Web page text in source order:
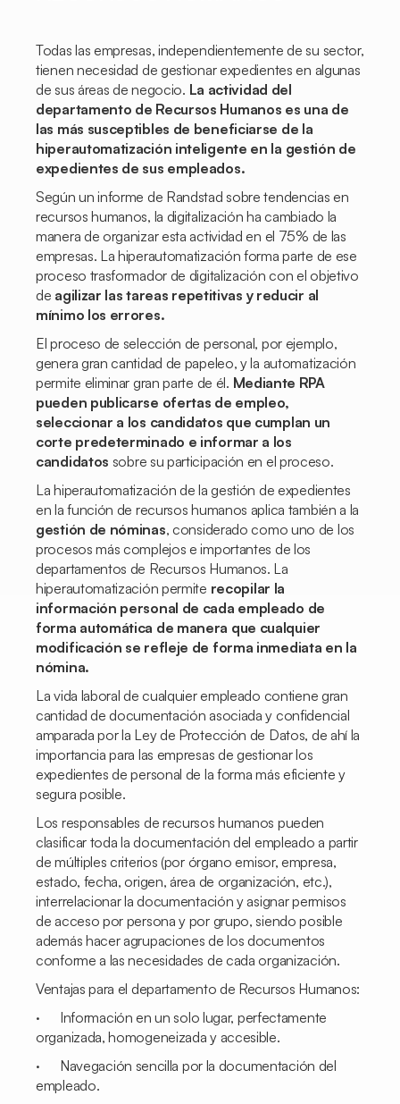
Todas las empresas, independientemente de su sector,
tienen necesidad de gestionar expedientes en algunas
de sus áreas de negocio. La actividad del
departamento de Recursos Humanos es una de
las más susceptibles de beneficiarse de la
hiperautomatización inteligente en la gestión de
expedientes de sus empleados.
Según un informe de Randstad sobre tendencias en
recursos humanos, la digitalización ha cambiado la
manera de organizar esta actividad en el 75% de las
empresas. La hiperautomatización forma parte de ese
proceso trasformador de digitalización con el objetivo
de agilizar las tareas repetitivas y reducir al
mínimo los errores.
El proceso de selección de personal, por ejemplo,
genera gran cantidad de papeleo, y la automatización
permite eliminar gran parte de él. Mediante RPA
pueden publicarse ofertas de empleo,
seleccionar a los candidatos que cumplan un
corte predeterminado e informar a los
candidatos sobre su participación en el proceso.
La hiperautomatización de la gestión de expedientes
en la función de recursos humanos aplica también a la
gestión de nóminas, considerado como uno de los
procesos más complejos e importantes de los
departamentos de Recursos Humanos. La
hiperautomatización permite recopilar la
información personal de cada empleado de
forma automática de manera que cualquier
modificación se refleje de forma inmediata en la
nómina.
La vida laboral de cualquier empleado contiene gran
cantidad de documentación asociada y confidencial
amparada por la Ley de Protección de Datos, de ahí la
importancia para las empresas de gestionar los
expedientes de personal de la forma más eficiente y
segura posible.
Los responsables de recursos humanos pueden
clasificar toda la documentación del empleado a partir
de múltiples criterios (por órgano emisor, empresa,
estado, fecha, origen, área de organización, etc.),
interrelacionar la documentación y asignar permisos
de acceso por persona y por grupo, siendo posible
además hacer agrupaciones de los documentos
conforme a las necesidades de cada organización.
Ventajas para el departamento de Recursos Humanos:
· Información en un solo lugar, perfectamente
organizada, homogeneizada y accesible.
· Navegación sencilla por la documentación del
empleado.